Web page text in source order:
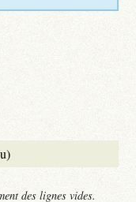
des lignes vides.